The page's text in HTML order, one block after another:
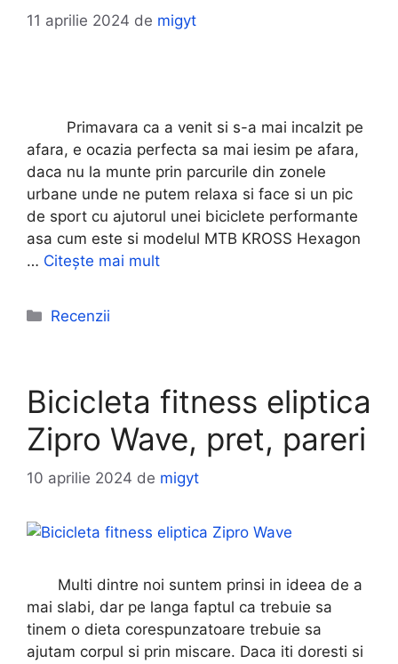
11 aprilie 2024 de migyt
Primavara ca a venit si s-a mai incalzit pe
afara, e ocazia perfecta sa mai iesim pe afara,
daca nu la munte prin parcurile din zonele
urbane unde ne putem relaxa si face si un pic
de sport cu ajutorul unei biciclete performante
asa cum este si modelul MTB KROSS Hexagon
… Citește mai mult
Categorii
Recenzii
Bicicleta fitness eliptica
Zipro Wave, pret, pareri
10 aprilie 2024 de migyt
Multi dintre noi suntem prinsi in ideea de a
mai slabi, dar pe langa faptul ca trebuie sa
tinem o dieta corespunzatoare trebuie sa
ajutam corpul si prin miscare. Daca iti doresti si